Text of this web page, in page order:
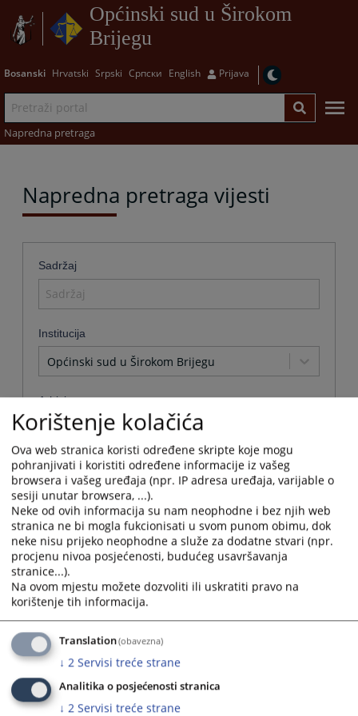
Općinski sud u Širokom
Brijegu
Bosanski Hrvatski Srpski Српски English Prijava
Napredna pretraga
Napredna pretraga vijesti
Sadržaj
Institucija
Općinski sud u Širokom Brijegu
Arhivirana
Ne
Datum od
Navigate
forward
to
interact
with
the
calendar
and
select
a
date.
Press
the
Datum do
Navigate
forward
interact
with
the
calendar
and
select
Sortiraj po
Napredne stavke
Pretraži
Korištenje kolačića
Ova web stranica koristi određene skripte koje mogu
pohranjivati i koristiti određene informacije iz vašeg
browsera i vašeg uređaja (npr. IP adresa uređaja, varijable o
sesiji unutar browsera, ...).
Neke od ovih informacija su nam neophodne i bez njih web
stranica ne bi mogla fukcionisati u svom punom obimu, dok
neke nisu prijeko neophodne a služe za dodatne stvari (npr.
procjenu nivoa posjećenosti, budućeg usavršavanja
stranice...).
Na ovom mjestu možete dozvoliti ili uskratiti pravo na
korištenje tih informacija.
Translation(obavezna)
↓ 2 Servisi treće strane
Analitika o posjećenosti stranica
↓ 2 Servisi treće strane